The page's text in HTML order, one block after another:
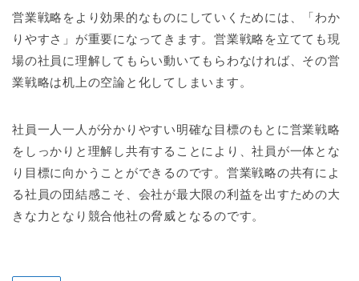
営業戦略をより効果的なものにしていくためには、「わか
りやすさ」が重要になってきます。営業戦略を立てても現
場の社員に理解してもらい動いてもらわなければ、その営
業戦略は机上の空論と化してしまいます。
社員一人一人が分かりやすい明確な目標のもとに営業戦略
をしっかりと理解し共有することにより、社員が一体とな
り目標に向かうことができるのです。営業戦略の共有によ
る社員の団結感こそ、会社が最大限の利益を出すための大
きな力となり競合他社の脅威となるのです。